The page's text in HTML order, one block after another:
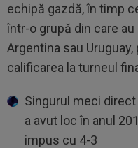
echipă gazdă, în timp
într-o grupă din care
Argentina sau
calificarea la turneul
Singurul meci
a avut loc în anul
impus cu 4-3